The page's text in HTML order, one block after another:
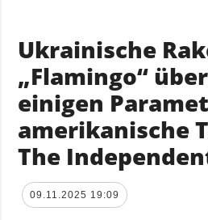
Ukrainische
„Flamingo“
einigen
amerikanische
The
09.11.2025 19:09